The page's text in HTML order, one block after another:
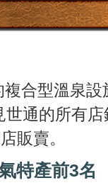
合型溫泉
世通的所有
販賣。
特產前3名